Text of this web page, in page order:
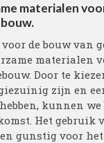
materialen
de bouw van
materialen
Door te
zijn en
kunnen
Het gebruik
gunstig voor